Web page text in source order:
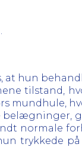
at hun
tilstand,
mundhule,
normale
trykkede på